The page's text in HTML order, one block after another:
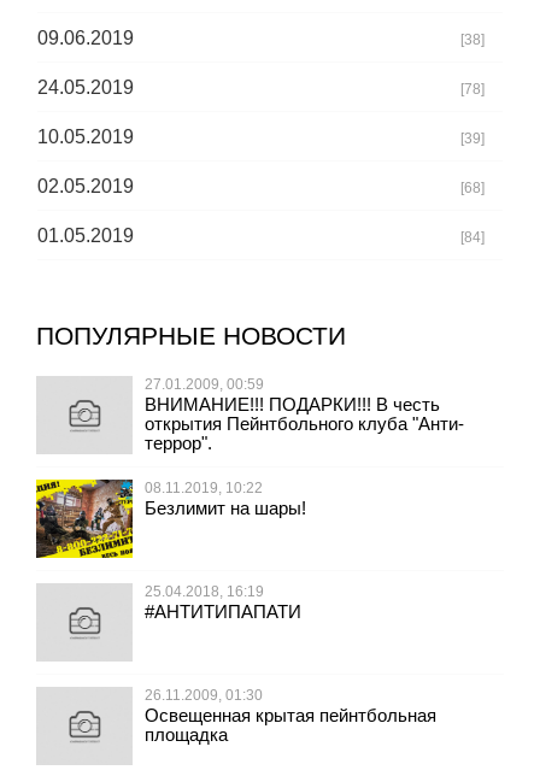
09.06.2019 [38]
24.05.2019 [78]
10.05.2019 [39]
02.05.2019 [68]
01.05.2019 [84]
ПОПУЛЯРНЫЕ НОВОСТИ
27.01.2009, 00:59
ВНИМАНИЕ!!! ПОДАРКИ!!! В честь
открытия Пейнтбольного клуба "Анти-
террор".
08.11.2019, 10:22
Безлимит на шары!
25.04.2018, 16:19
#АНТИТИПАПАТИ
26.11.2009, 01:30
Освещенная крытая пейнтбольная
площадка